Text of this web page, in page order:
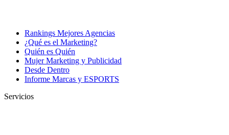
Rankings Mejores Agencias
¿Qué es el Marketing?
Quién es Quién
Mujer Marketing y Publicidad
Desde Dentro
Informe Marcas y ESPORTS
Servicios